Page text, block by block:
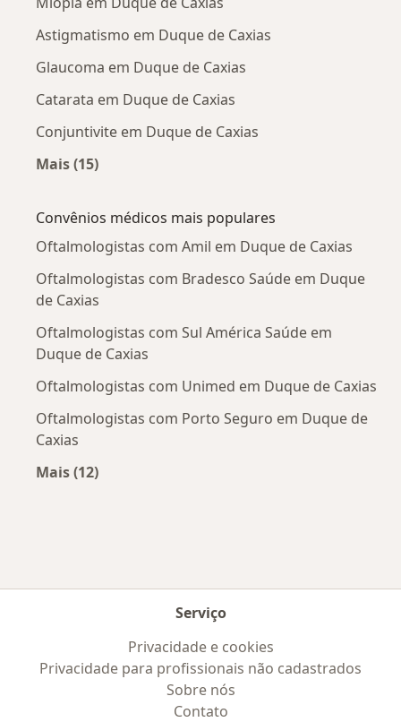
Astigmatismo em Duque de Caxias
Glaucoma em Duque de Caxias
Catarata em Duque de Caxias
Conjuntivite em Duque de Caxias
Mais (15)
Convênios médicos mais populares
Oftalmologistas com Amil em Duque de Caxias
Oftalmologistas com Bradesco Saúde em Duque
de Caxias
Oftalmologistas com Sul América Saúde em
Duque de Caxias
Oftalmologistas com Unimed em Duque de Caxias
Oftalmologistas com Porto Seguro em Duque de
Caxias
Mais (12)
Serviço
Privacidade e cookies
Privacidade para profissionais não cadastrados
Sobre nós
Contato